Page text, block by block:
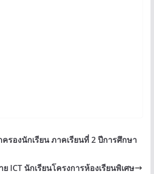
รองนักเรียน ภาคเรียนที่ 2 ปีการศึกษา
ICT นักเรียนโครงการห้องเรียนพิเศษ